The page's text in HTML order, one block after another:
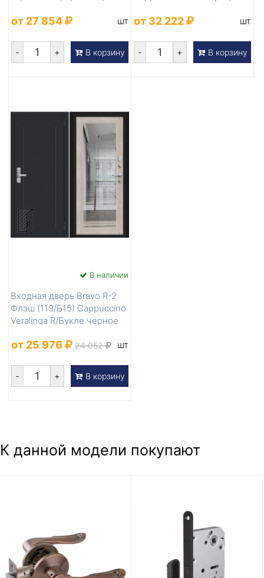
от 27 854 шт
- + В корзину
от 32 222 шт
- + В корзину
В наличии
Входная дверь Bravo R-2
Флэш (119/Б15) Cappuccino
Veralinga R/Букле черное
от 25 976 24 052 шт
- + В корзину
К данной модели покупают